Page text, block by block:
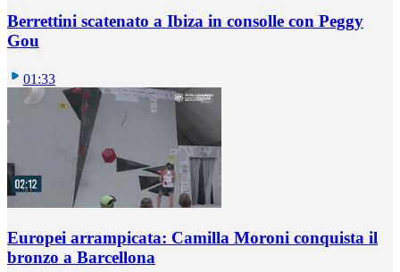
Berrettini scatenato a Ibiza in consolle con Peggy
Gou
01:33
Europei arrampicata: Camilla Moroni conquista il
bronzo a Barcellona